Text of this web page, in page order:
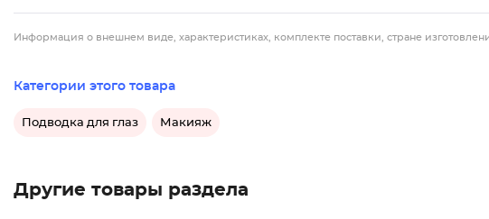
Информация о внешнем виде, характеристиках, комплекте поставки, стране
Категории этого товара
Подводка для глаз Макияж
Другие товары раздела